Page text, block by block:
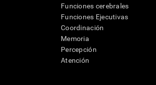
Funciones cerebrales
Funciones Ejecutivas
Coordinación
Memoria
Percepción
Atención